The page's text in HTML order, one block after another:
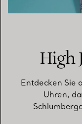
High
Entdecken Sie
Uhren,